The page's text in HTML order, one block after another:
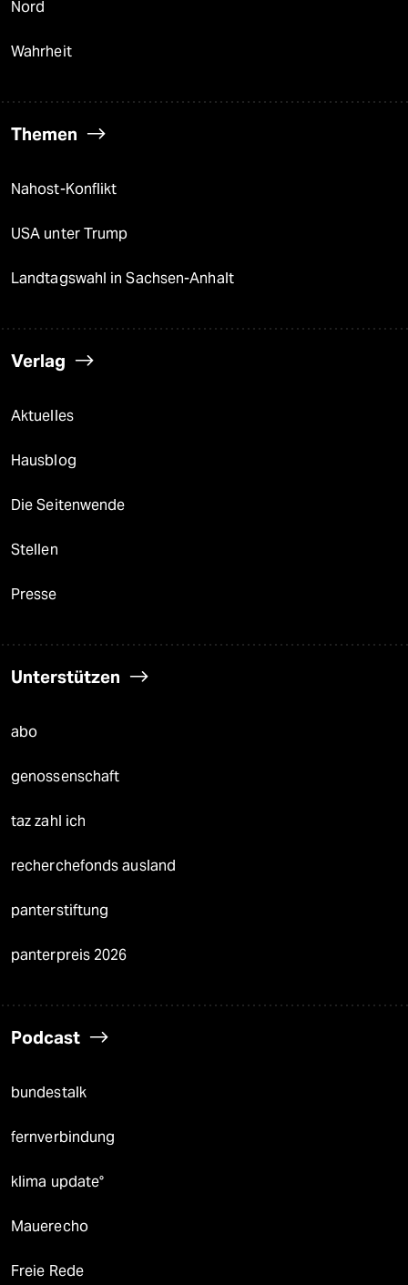
Nord
Wahrheit
Themen
Nahost-Konflikt
USA unter Trump
Landtagswahl in Sachsen-Anhalt
Verlag
Aktuelles
Hausblog
Die Seitenwende
Stellen
Presse
Unterstützen
abo
genossenschaft
taz zahl ich
recherchefonds ausland
panterstiftung
panterpreis 2026
Podcast
bundestalk
fernverbindung
klima update°
Mauerecho
Freie Rede